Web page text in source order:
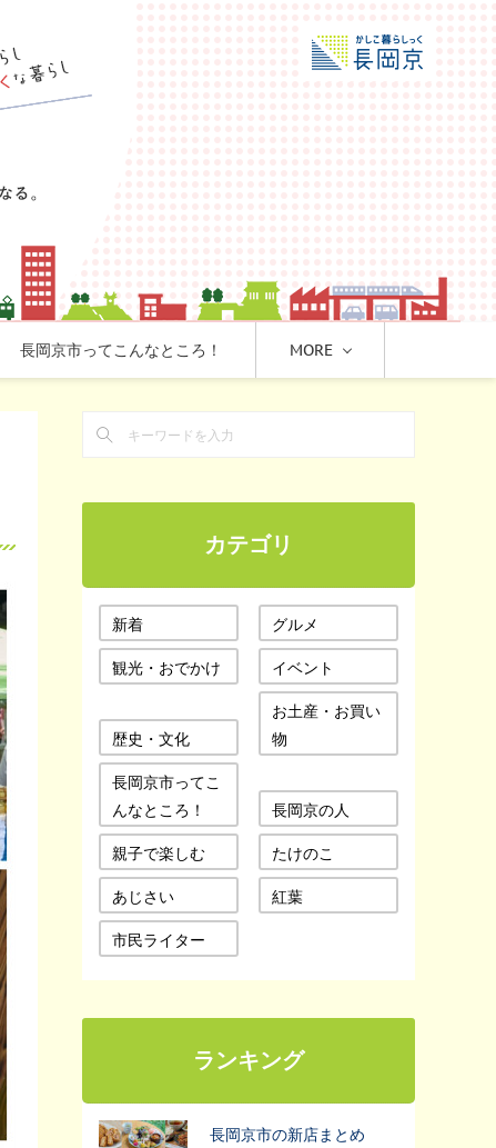
長岡京市ってこんなところ！ MORE
カテゴリ
新着
グルメ
観光・おでかけ
イベント
歴史・文化
お土産・お買い
物
長岡京市ってこ
んなところ！
長岡京の人
親子で楽しむ
たけのこ
あじさい
紅葉
市民ライター
ランキング
長岡京市の新店まとめ